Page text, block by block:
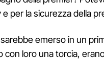
per la sicurezza della
emerso in un
con loro una torcia,